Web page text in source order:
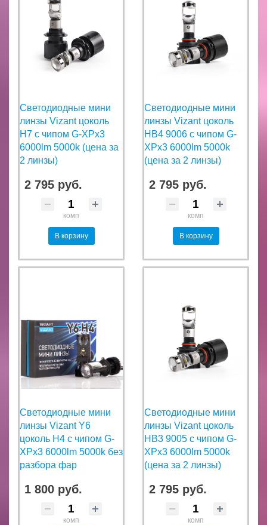
Светодиодные мини
линзы Vizant цоколь
H7 с чипом G-XPx3
6000lm 5000k (цена за
2 линзы)
2 795 руб.
комп
В корзину
Светодиодные мини
линзы Vizant цоколь
HB4 9006 с чипом G-
XPx3 6000lm 5000k
(цена за 2 линзы)
2 795 руб.
комп
В корзину
Светодиодные мини
линзы Vizant Y6
цоколь H4 с чипом G-
XPx3 6000lm 5000k без
разбора фар
1 800 руб.
комп
Светодиодные мини
линзы Vizant цоколь
HB3 9005 с чипом G-
XPx3 6000lm 5000k
(цена за 2 линзы)
2 795 руб.
комп